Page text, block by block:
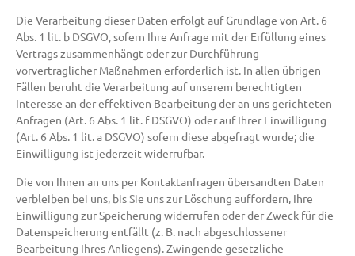
Die Verarbeitung dieser Daten erfolgt auf Grundlage von Art. 6
Abs. 1 lit. b DSGVO, sofern Ihre Anfrage mit der Erfüllung eines
Vertrags zusammenhängt oder zur Durchführung
vorvertraglicher Maßnahmen erforderlich ist. In allen übrigen
Fällen beruht die Verarbeitung auf unserem berechtigten
Interesse an der effektiven Bearbeitung der an uns gerichteten
Anfragen (Art. 6 Abs. 1 lit. f DSGVO) oder auf Ihrer Einwilligung
(Art. 6 Abs. 1 lit. a DSGVO) sofern diese abgefragt wurde; die
Einwilligung ist jederzeit widerrufbar.
Die von Ihnen an uns per Kontaktanfragen übersandten Daten
verbleiben bei uns, bis Sie uns zur Löschung auffordern, Ihre
Einwilligung zur Speicherung widerrufen oder der Zweck für die
Datenspeicherung entfällt (z. B. nach abgeschlossener
Bearbeitung Ihres Anliegens). Zwingende gesetzliche